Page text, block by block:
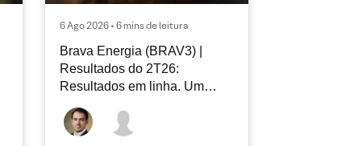
6 Ago 2026 • 6 mins de leitura
Brava Energia (BRAV3) |
Resultados do 2T26:
Resultados em linha. Um
novo capítulo à frente